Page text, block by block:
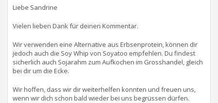
Liebe Sandrine
Vielen lieben Dank für deinen Kommentar.
Wir verwenden eine Alternative aus Erbsenprotein, können dir
jedoch auch die Soy Whip von Soyatoo empfehlen. Du findest
sicherlich auch Sojarahm zum Aufkochen im Grosshandel, gleich
bei dir um die Ecke.
Wir hoffen, dass wir dir weiterhelfen konnten und freuen uns,
wenn wir dich schon bald wieder bei uns begrüssen dürfen.